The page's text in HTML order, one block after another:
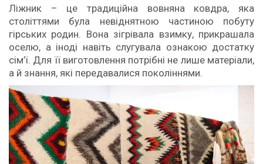
Ліжник – це традиційна вовняна ковдра, яка
століттями була невіднятною частиною побуту
гірських родин. Вона зігрівала взимку, прикрашала
оселю, а іноді навіть слугувала ознакою достатку
сім’ї. Для її виготовлення потрібні не лише матеріали,
а й знання, які передавалися поколіннями.